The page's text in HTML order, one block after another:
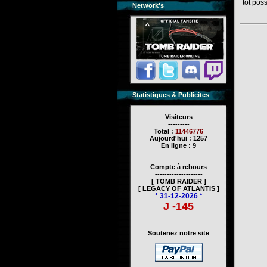
Network's
Statistiques & Publicites
Visiteurs
---------
Total : 11446776
Aujourd'hui : 1257
En ligne : 9
Compte à rebours
--------------------
[ TOMB RAIDER ]
[ LEGACY OF ATLANTIS ]
* 31-12-2026 *
J -145
Soutenez notre site
tôt